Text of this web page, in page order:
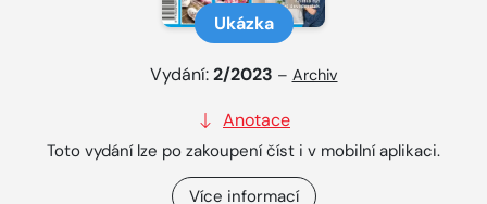
Ukázka
Vydání:2/2023 – Archiv
Anotace
Toto vydání lze po zakoupení číst i v mobilní aplikaci.
Více informací